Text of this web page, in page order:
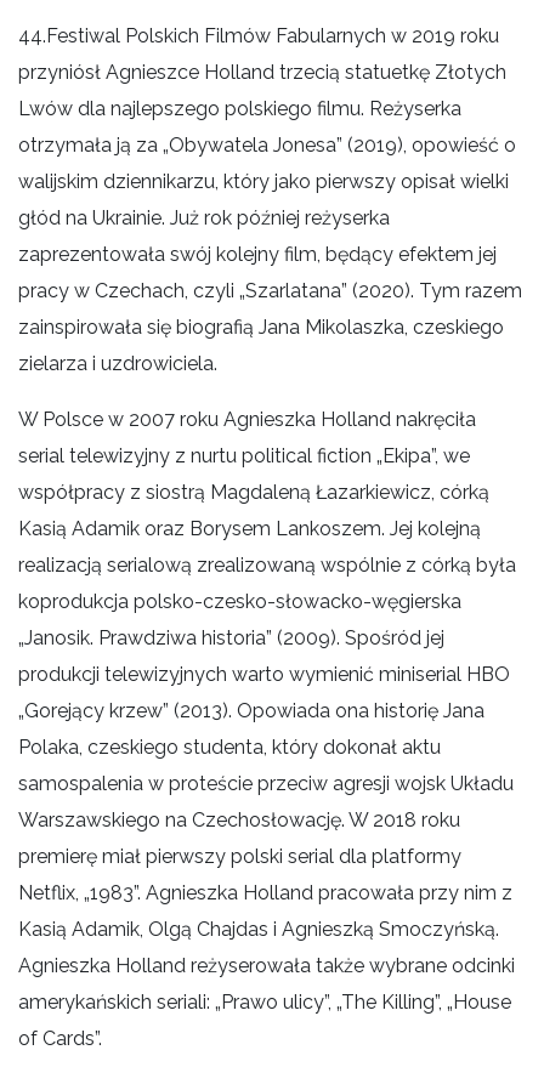
44.Festiwal Polskich Filmów Fabularnych w 2019 roku
przyniósł Agnieszce Holland trzecią statuetkę Złotych
Lwów dla najlepszego polskiego filmu. Reżyserka
otrzymała ją za „Obywatela Jonesa” (2019), opowieść o
walijskim dziennikarzu, który jako pierwszy opisał wielki
głód na Ukrainie. Już rok później reżyserka
zaprezentowała swój kolejny film, będący efektem jej
pracy w Czechach, czyli „Szarlatana” (2020). Tym razem
zainspirowała się biografią Jana Mikolaszka, czeskiego
zielarza i uzdrowiciela.
W Polsce w 2007 roku Agnieszka Holland nakręciła
serial telewizyjny z nurtu political fiction „Ekipa”, we
współpracy z siostrą Magdaleną Łazarkiewicz, córką
Kasią Adamik oraz Borysem Lankoszem. Jej kolejną
realizacją serialową zrealizowaną wspólnie z córką była
koprodukcja polsko-czesko-słowacko-węgierska
„Janosik. Prawdziwa historia” (2009). Spośród jej
produkcji telewizyjnych warto wymienić miniserial HBO
„Gorejący krzew” (2013). Opowiada ona historię Jana
Polaka, czeskiego studenta, który dokonał aktu
samospalenia w proteście przeciw agresji wojsk Układu
Warszawskiego na Czechosłowację. W 2018 roku
premierę miał pierwszy polski serial dla platformy
Netflix, „1983”. Agnieszka Holland pracowała przy nim z
Kasią Adamik, Olgą Chajdas i Agnieszką Smoczyńską.
Agnieszka Holland reżyserowała także wybrane odcinki
amerykańskich seriali: „Prawo ulicy”, „The Killing”, „House
of Cards”.